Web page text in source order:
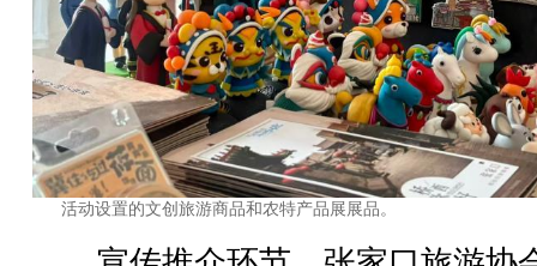
活动设置的文创旅游商品和农特产品展展品。